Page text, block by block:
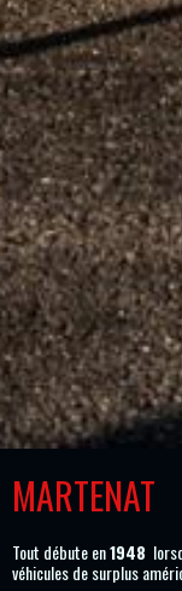
MARTENAT
Tout débute en1948
véhicules de surplus